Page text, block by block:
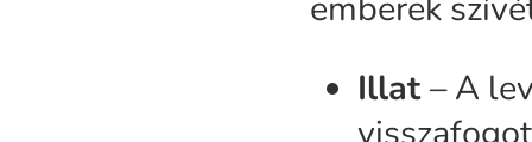
emberek
Illat– A